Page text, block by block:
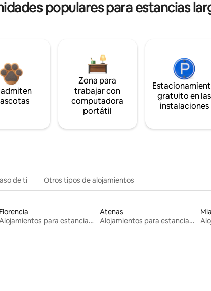
populares para estancias
admiten
Zona para
trabajar con
computadora
portátil
gratuito en las
instalaciones
de ti Otros tipos de alojamientos
Florencia
Alojamientos para estancias largas
Atenas
Alojamientos para estancias largas